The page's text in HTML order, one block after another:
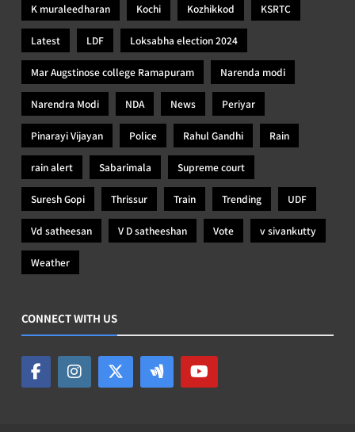
K muraleedharan Kochi Kozhikkod KSRTC
Latest LDF Loksabha election 2024
Mar Augstinose college Ramapuram Narenda modi
Narendra Modi NDA News Periyar
Pinarayi Vijayan Police Rahul Gandhi Rain
rain alert Sabarimala Supreme court
Suresh Gopi Thrissur Train Trending UDF
Vd satheesan V D satheeshan Vote v sivankutty
Weather
CONNECT WITH US